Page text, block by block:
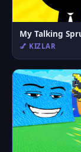
My Talking
💅 KIZLAR